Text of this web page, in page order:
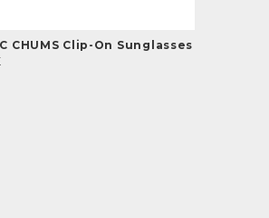
CHUMS Clip-On Sunglasses